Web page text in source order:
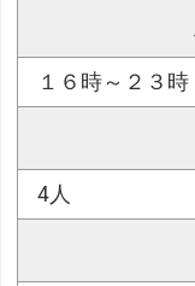
１６時～２３時
4人